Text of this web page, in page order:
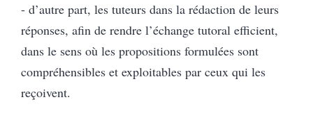
- d’autre part, les tuteurs dans la rédaction de leurs
réponses, afin de rendre l’échange tutoral efficient,
dans le sens où les propositions formulées sont
compréhensibles et exploitables par ceux qui les
reçoivent.